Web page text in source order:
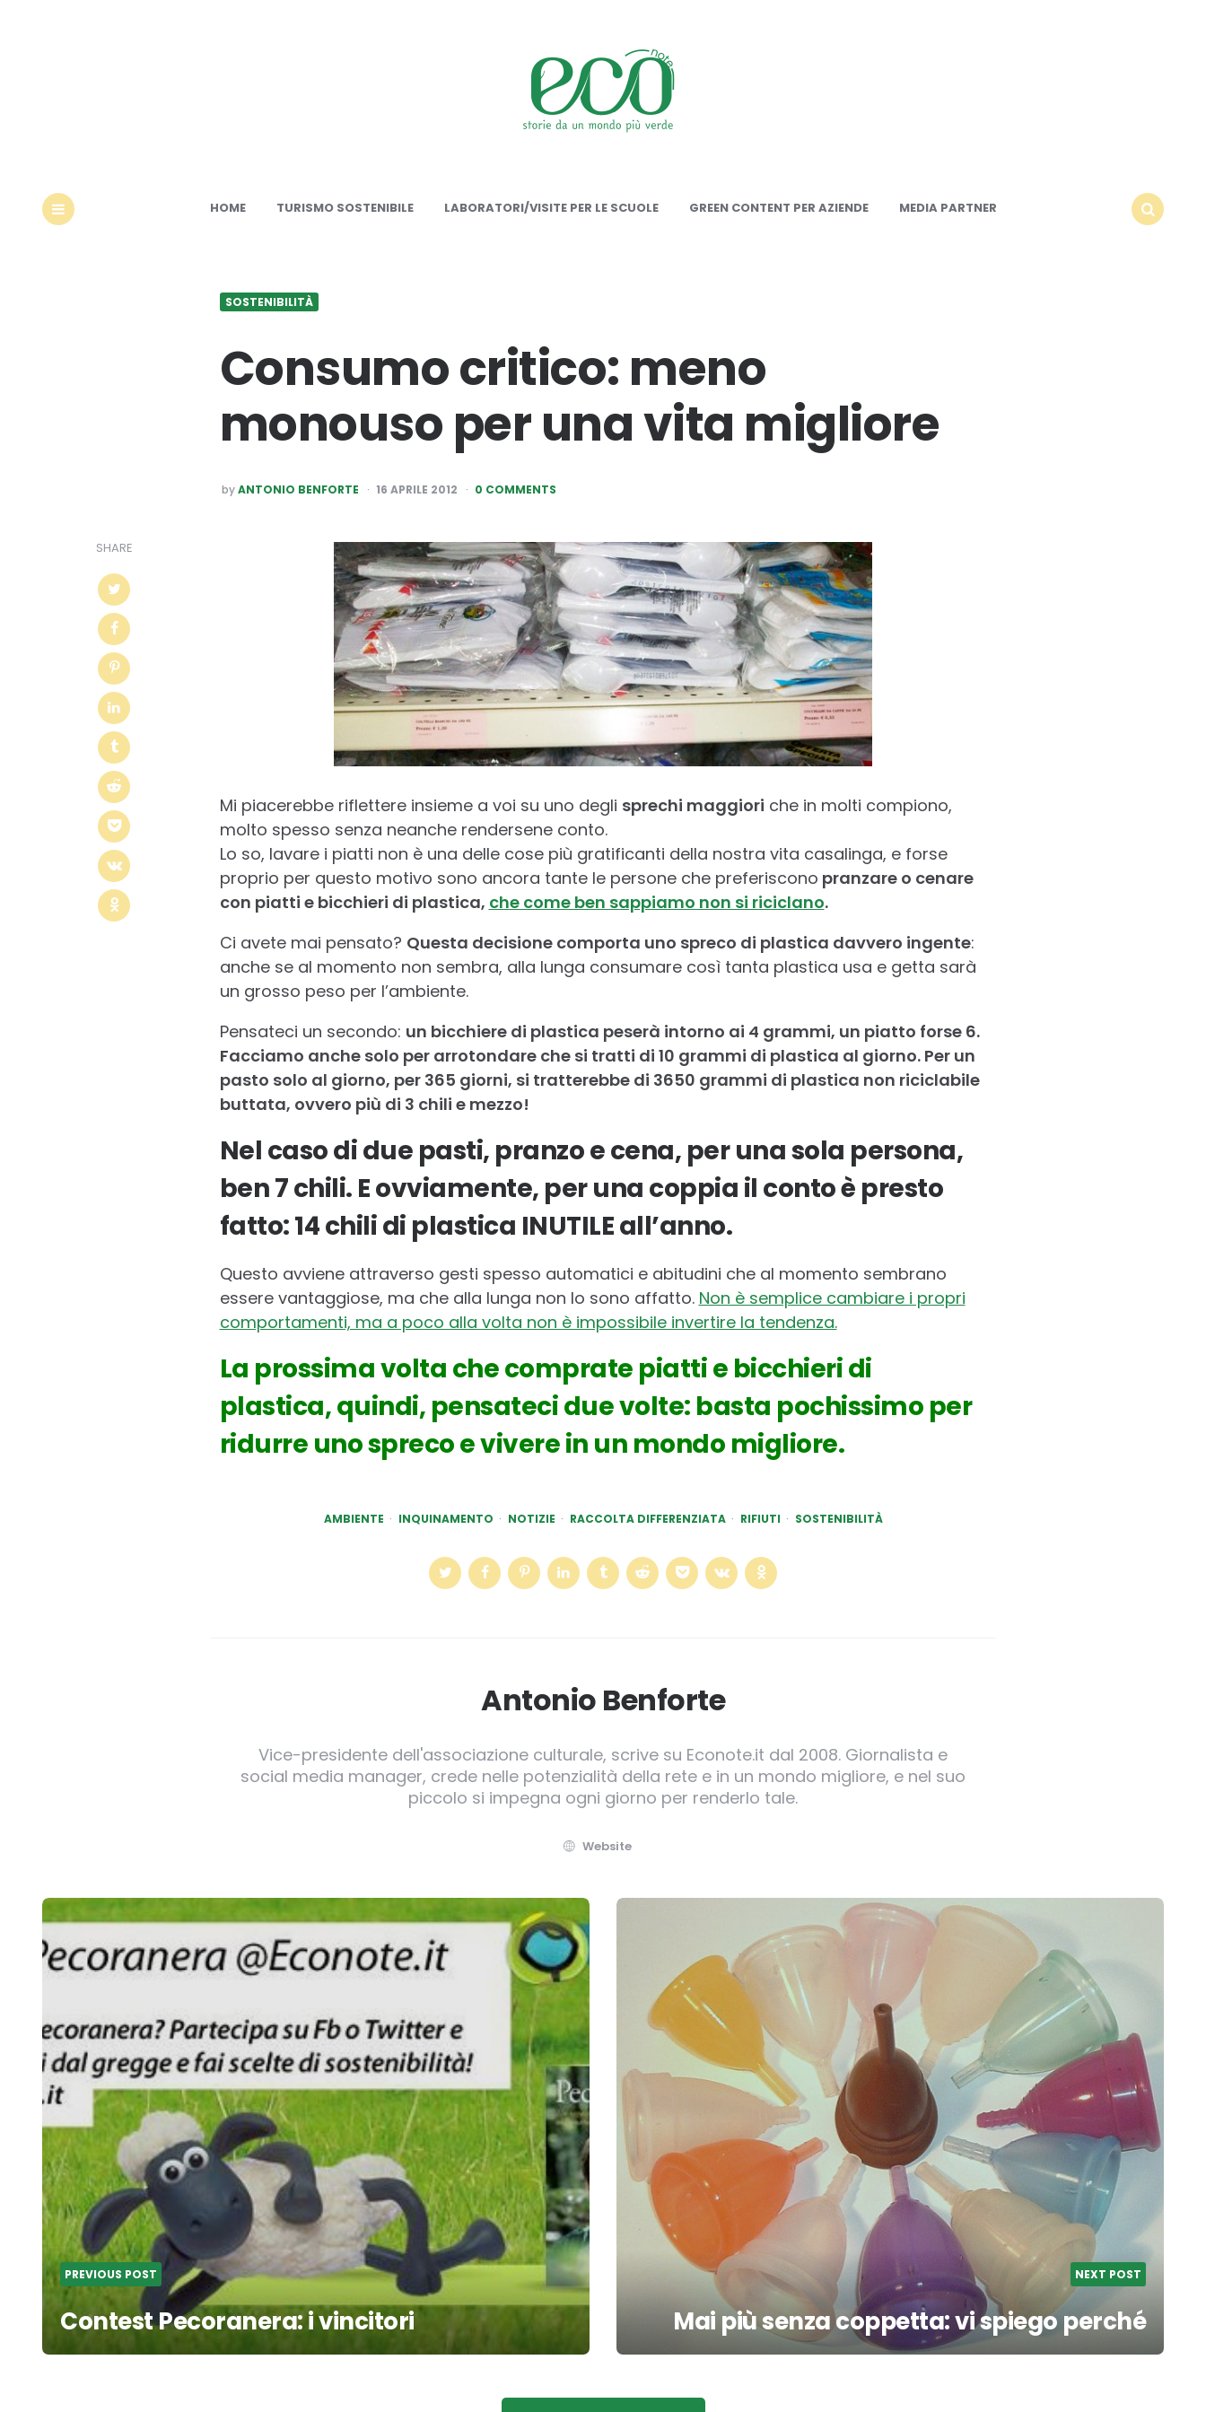
HOME TURISMO SOSTENIBILE LABORATORI/VISITE PER LE SCUOLE GREEN CONTENT PER AZIENDE
MEDIA PARTNER
SOSTENIBILITÀ
Consumo critico: meno
monouso per una vita migliore
POSTED
BY
by ANTONIO BENFORTE 16 APRILE 2012 0 COMMENTS
SHARE
Mi piacerebbe riflettere insieme a voi su uno degli sprechi maggiori che in molti compiono,
molto spesso senza neanche rendersene conto.
Lo so, lavare i piatti non è una delle cose più gratificanti della nostra vita casalinga, e forse
proprio per questo motivo sono ancora tante le persone che preferiscono pranzare o cenare
con piatti e bicchieri di plastica, che come ben sappiamo non si riciclano.
Ci avete mai pensato? Questa decisione comporta uno spreco di plastica davvero ingente:
anche se al momento non sembra, alla lunga consumare così tanta plastica usa e getta sarà
un grosso peso per l’ambiente.
Pensateci un secondo: un bicchiere di plastica peserà intorno ai 4 grammi, un piatto forse 6.
Facciamo anche solo per arrotondare che si tratti di 10 grammi di plastica al giorno. Per un
pasto solo al giorno, per 365 giorni, si tratterebbe di 3650 grammi di plastica non riciclabile
buttata, ovvero più di 3 chili e mezzo!
Nel caso di due pasti, pranzo e cena, per una sola persona,
ben 7 chili. E ovviamente, per una coppia il conto è presto
fatto: 14 chili di plastica INUTILE all’anno.
Questo avviene attraverso gesti spesso automatici e abitudini che al momento sembrano
essere vantaggiose, ma che alla lunga non lo sono affatto. Non è semplice cambiare i propri
comportamenti, ma a poco alla volta non è impossibile invertire la tendenza.
La prossima volta che comprate piatti e bicchieri di
plastica, quindi, pensateci due volte: basta pochissimo per
ridurre uno spreco e vivere in un mondo migliore.
AMBIENTE INQUINAMENTO NOTIZIE RACCOLTA DIFFERENZIATA RIFIUTI SOSTENIBILITÀ
Antonio Benforte
Vice-presidente dell'associazione culturale, scrive su Econote.it dal 2008. Giornalista e
social media manager, crede nelle potenzialità della rete e in un mondo migliore, e nel suo
piccolo si impegna ogni giorno per renderlo tale.
Website
Post
navigation
PREVIOUS POST
Contest Pecoranera: i vincitori
NEXT POST
Mai più senza coppetta: vi spiego perché